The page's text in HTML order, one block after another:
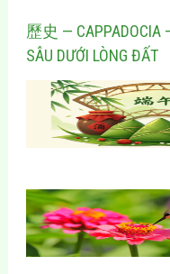
歷史 — CAPPADOCIA
SÂU DƯỚI LÒNG ĐẤT